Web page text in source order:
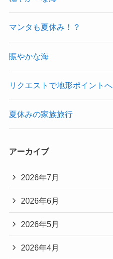
マンタも夏休み！？
賑やかな海
リクエストで地形ポイントへ
夏休みの家族旅行
アーカイブ
2026年7月
2026年6月
2026年5月
2026年4月